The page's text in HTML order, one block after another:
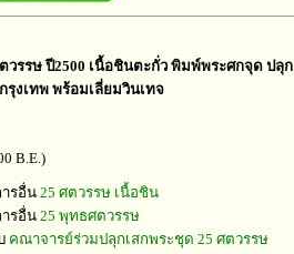
วรรษ ปี2500 เนื้อชินตะกั่ว พิมพ์พระศกจุด ปลุก
รุงเทพ พร้อมเลี่ยมวินเทจ
B.E.)
รอื่น 25 ศตวรรษ เนื้อชิน
รอื่น 25 พุทธศตวรรษ
คณาจารย์ร่วมปลุกเสกพระชุด 25 ศตวรรษ